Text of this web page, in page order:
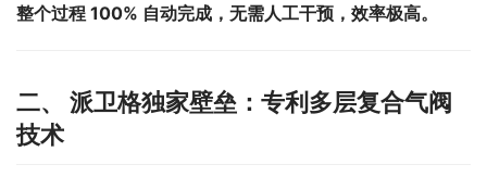
整个过程 100% 自动完成，无需人工干预，效率极高。
二、 派卫格独家壁垒：专利多层复合气阀
技术